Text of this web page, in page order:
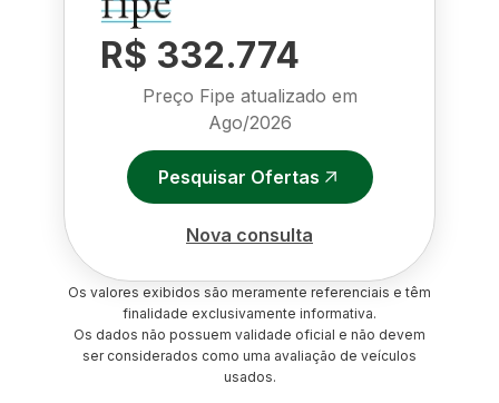
R$ 332.774
Preço Fipe atualizado em
Ago/2026
Pesquisar Ofertas
Nova consulta
Os valores exibidos são meramente referenciais e têm
finalidade exclusivamente informativa.
Os dados não possuem validade oficial e não devem
ser considerados como uma avaliação de veículos
usados.